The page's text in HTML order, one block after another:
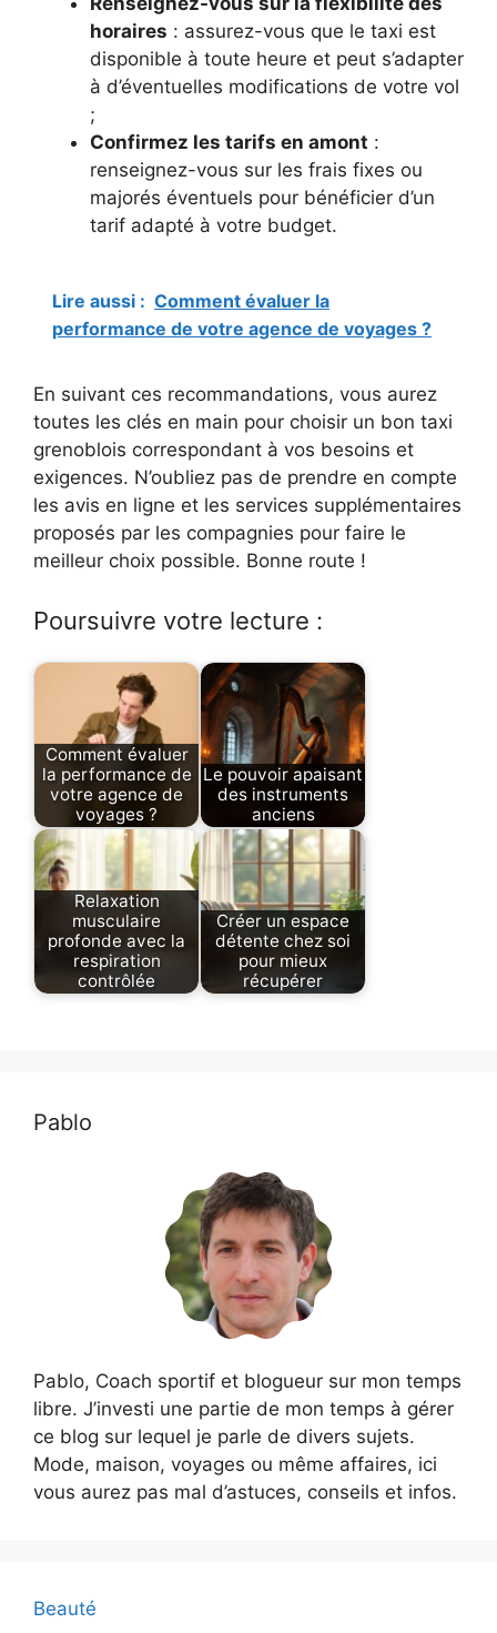
horaires : assurez-vous que le taxi est
disponible à toute heure et peut s’adapter
à d’éventuelles modifications de votre vol
;
Confirmez les tarifs en amont :
renseignez-vous sur les frais fixes ou
majorés éventuels pour bénéficier d’un
tarif adapté à votre budget.
Lire aussi : Comment évaluer la
performance de votre agence de voyages ?
En suivant ces recommandations, vous aurez
toutes les clés en main pour choisir un bon taxi
grenoblois correspondant à vos besoins et
exigences. N’oubliez pas de prendre en compte
les avis en ligne et les services supplémentaires
proposés par les compagnies pour faire le
meilleur choix possible. Bonne route !
Poursuivre votre lecture :
Comment évaluer
la performance de
votre agence de
voyages ?
Le pouvoir apaisant
des instruments
anciens
Relaxation
musculaire
profonde avec la
respiration
contrôlée
Créer un espace
détente chez soi
pour mieux
récupérer
Pablo
Pablo, Coach sportif et blogueur sur mon temps
libre. J’investi une partie de mon temps à gérer
ce blog sur lequel je parle de divers sujets.
Mode, maison, voyages ou même affaires, ici
vous aurez pas mal d’astuces, conseils et infos.
Beauté